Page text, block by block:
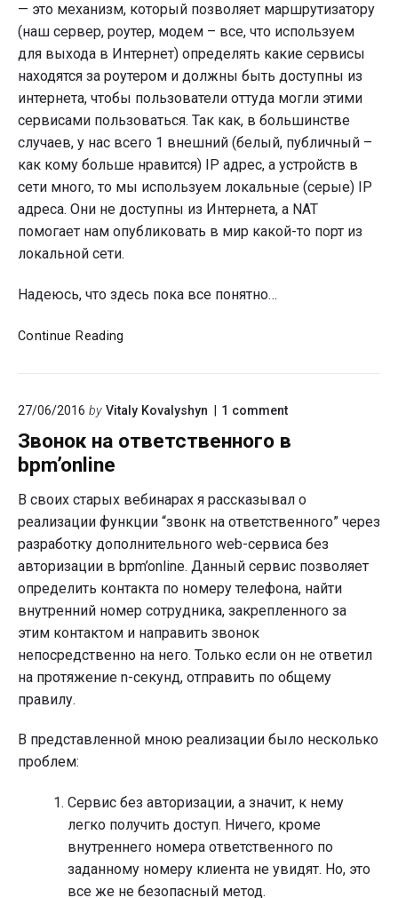
— это механизм, который позволяет маршрутизатору
(наш сервер, роутер, модем – все, что используем
для выхода в Интернет) определять какие сервисы
находятся за роутером и должны быть доступны из
интернета, чтобы пользователи оттуда могли этими
сервисами пользоваться. Так как, в большинстве
случаев, у нас всего 1 внешний (белый, публичный –
как кому больше нравится) IP адрес, а устройств в
сети много, то мы используем локальные (серые) IP
адреса. Они не доступны из Интернета, а NAT
помогает нам опубликовать в мир какой-то порт из
локальной сети.
Надеюсь, что здесь пока все понятно…
Continue Reading
27/06/2016 by Vitaly Kovalyshyn 1 commenton
на
Звонок на ответственного в
bpm’online
В своих старых вебинарах я рассказывал о
реализации функции “звонк на ответственного” через
разработку дополнительного web-сервиса без
авторизации в bpm’online. Данный сервис позволяет
определить контакта по номеру телефона, найти
внутренний номер сотрудника, закрепленного за
этим контактом и направить звонок
непосредственно на него. Только если он не ответил
на протяжение n-секунд, отправить по общему
правилу.
В представленной мною реализации было несколько
проблем:
Сервис без авторизации, а значит, к нему
легко получить доступ. Ничего, кроме
внутреннего номера ответственного по
заданному номеру клиента не увидят. Но, это
все же не безопасный метод.